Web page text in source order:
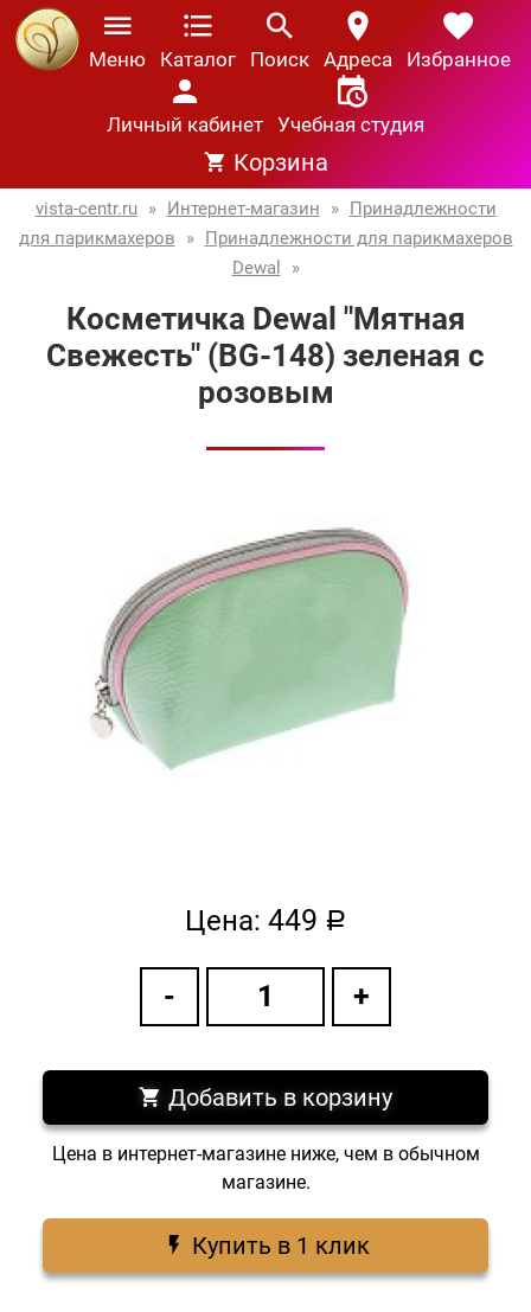
Меню Каталог Поиск Адреса Избранное
Личный кабинет Учебная студия
Корзина
vista-centr.ru » Интернет-магазин » Принадлежности
для парикмахеров
» Принадлежности для парикмахеров
Dewal
»
Косметичка Dewal "Мятная
Свежесть" (BG-148) зеленая с
розовым
Цена: 449 a
Добавить в корзину
Цена в интернет-магазине ниже, чем в обычном
магазине.
Купить в 1 клик